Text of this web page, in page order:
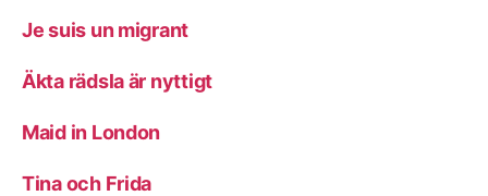
Je suis un migrant
Äkta rädsla är nyttigt
Maid in London
Tina och Frida